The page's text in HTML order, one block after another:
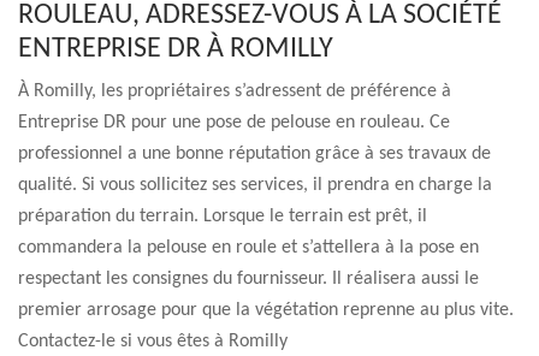
ROULEAU, ADRESSEZ-VOUS À LA SOCIÉTÉ
ENTREPRISE DR À ROMILLY
À Romilly, les propriétaires s’adressent de préférence à
Entreprise DR pour une pose de pelouse en rouleau. Ce
professionnel a une bonne réputation grâce à ses travaux de
qualité. Si vous sollicitez ses services, il prendra en charge la
préparation du terrain. Lorsque le terrain est prêt, il
commandera la pelouse en roule et s’attellera à la pose en
respectant les consignes du fournisseur. Il réalisera aussi le
premier arrosage pour que la végétation reprenne au plus vite.
Contactez-le si vous êtes à Romilly